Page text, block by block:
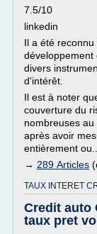
7.5/10
linkedin
Il a été
développement
divers
d'intérêt.
Il est à noter
couverture du
nombreuses
après avoir
entièrement
→ 289 Articles
TAUX INTERET
Credit auto
taux pret